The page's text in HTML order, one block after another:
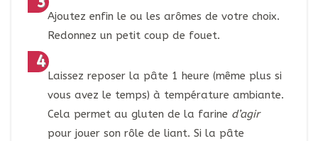
Ajoutez enfin le ou les arômes de votre choix.
Redonnez un petit coup de fouet.
Laissez reposer la pâte 1 heure (même plus si
vous avez le temps) à température ambiante.
Cela permet au gluten de la farine d’agir
pour jouer son rôle de liant. Si la pâte